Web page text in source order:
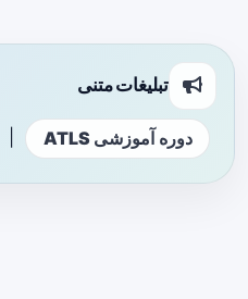
تبلیغات متنی
دوره آموزشی ATLS